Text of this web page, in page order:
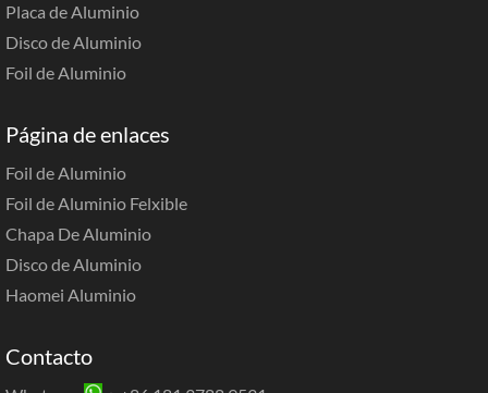
Placa de Aluminio
Disco de Aluminio
Foil de Aluminio
Página de enlaces
Foil de Aluminio
Foil de Aluminio Felxible
Chapa De Aluminio
Disco de Aluminio
Haomei Aluminio
Contacto